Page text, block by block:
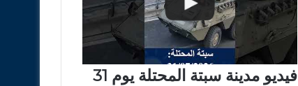
فيديو مدينة سبتة المحتلة يوم 31